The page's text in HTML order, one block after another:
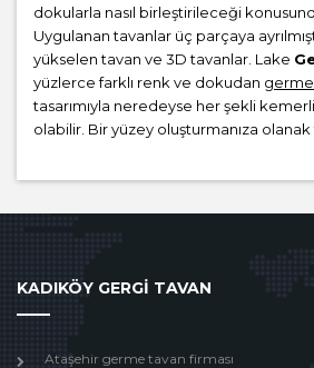
dokularla nasıl birleştirileceği
Uygulanan tavanlar üç parçaya
yükselen tavan ve 3D tavanlar. Lake
yüzlerce farklı renk ve dokudan
tasarımıyla neredeyse her şekli
olabilir. Bir yüzey oluşturmanıza olanak
KADIKÖY GERGİ TAVAN
Ataşehir germe tavan firması